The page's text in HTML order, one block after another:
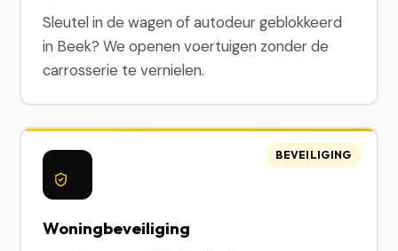
Sleutel in de wagen of autodeur geblokkeerd
in Beek? We openen voertuigen zonder de
carrosserie te vernielen.
Woningbeveiliging
BEVEILIGING